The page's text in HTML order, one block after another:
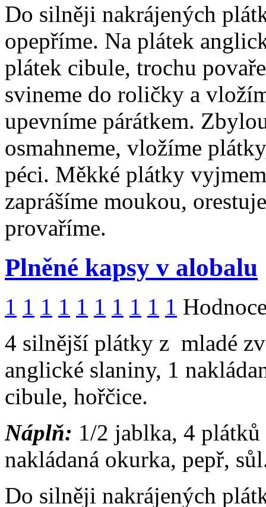
Do silněji nakrájených
opepříme. Na plátek
plátek cibule, trochu
svineme do roličky a
upevníme párátkem.
osmahneme, vložíme
péci. Měkké plátky
zaprášíme moukou,
provaříme.
Plněné kapsy v alobalu
1 1 1 1 1 1 1 1 1 1
4 silnější plátky z mladé
anglické slaniny, 1
cibule, hořčice.
Náplň: 1/2 jablka, 4
nakládaná okurka, pepř,
Do silněji nakrájených